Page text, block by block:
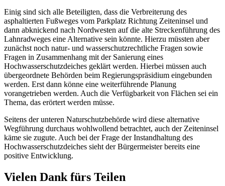
Einig sind sich alle Beteiligten, dass die Verbreiterung des
asphaltierten Fußweges vom Parkplatz Richtung Zeiteninsel und
dann abknickend nach Nordwesten auf die alte Streckenführung des
Lahnradweges eine Alternative sein könnte. Hierzu müssten aber
zunächst noch natur- und wasserschutzrechtliche Fragen sowie
Fragen in Zusammenhang mit der Sanierung eines
Hochwasserschutzdeiches geklärt werden. Hierbei müssen auch
übergeordnete Behörden beim Regierungspräsidium eingebunden
werden. Erst dann könne eine weiterführende Planung
vorangetrieben werden. Auch die Verfügbarkeit von Flächen sei ein
Thema, das erörtert werden müsse.
Seitens der unteren Naturschutzbehörde wird diese alternative
Wegführung durchaus wohlwollend betrachtet, auch der Zeiteninsel
käme sie zugute. Auch bei der Frage der Instandhaltung des
Hochwasserschutzdeiches sieht der Bürgermeister bereits eine
positive Entwicklung.
Vielen Dank fürs Teilen